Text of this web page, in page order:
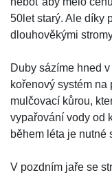
50let starý. Ale díky
dlouhověkými
Duby sázíme hned
kořenový systém na
mulčovací kůrou,
vypařování vody od
během léta je nutné
V pozdním jaře se